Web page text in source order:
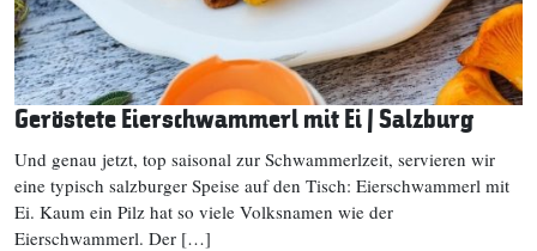
Geröstete Eierschwammerl mit Ei | Salzburg
Und genau jetzt, top saisonal zur Schwammerlzeit, servieren wir
eine typisch salzburger Speise auf den Tisch: Eierschwammerl mit
Ei. Kaum ein Pilz hat so viele Volksnamen wie der
Eierschwammerl. Der […]